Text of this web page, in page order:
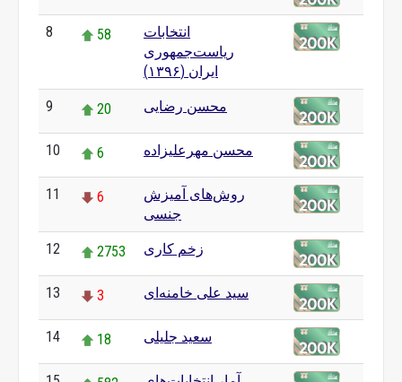
8 58
انتخابات
ریاست‌جمهوری
ایران (۱۳۹۶)
9 20 محسن رضایی
10 6 محسن مهرعلیزاده
11 6
روش‌های آمیزش
جنسی
12 2753 زخم کاری
13 3 سید علی خامنه‌ای
14 18 سعید جلیلی